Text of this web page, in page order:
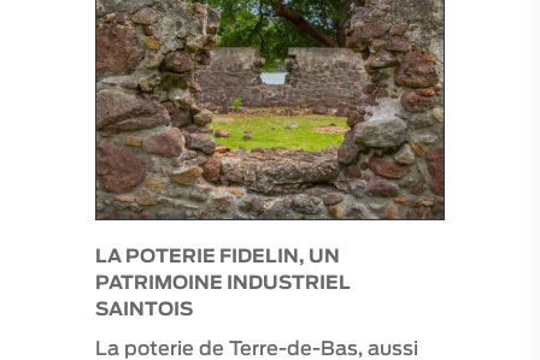
LA POTERIE FIDELIN, UN
PATRIMOINE INDUSTRIEL
SAINTOIS
La poterie de Terre-de-Bas, aussi